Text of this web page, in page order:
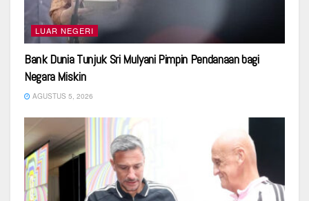
LUAR NEGERI
Bank Dunia Tunjuk Sri Mulyani Pimpin Pendanaan bagi
Negara Miskin
AGUSTUS 5, 2026